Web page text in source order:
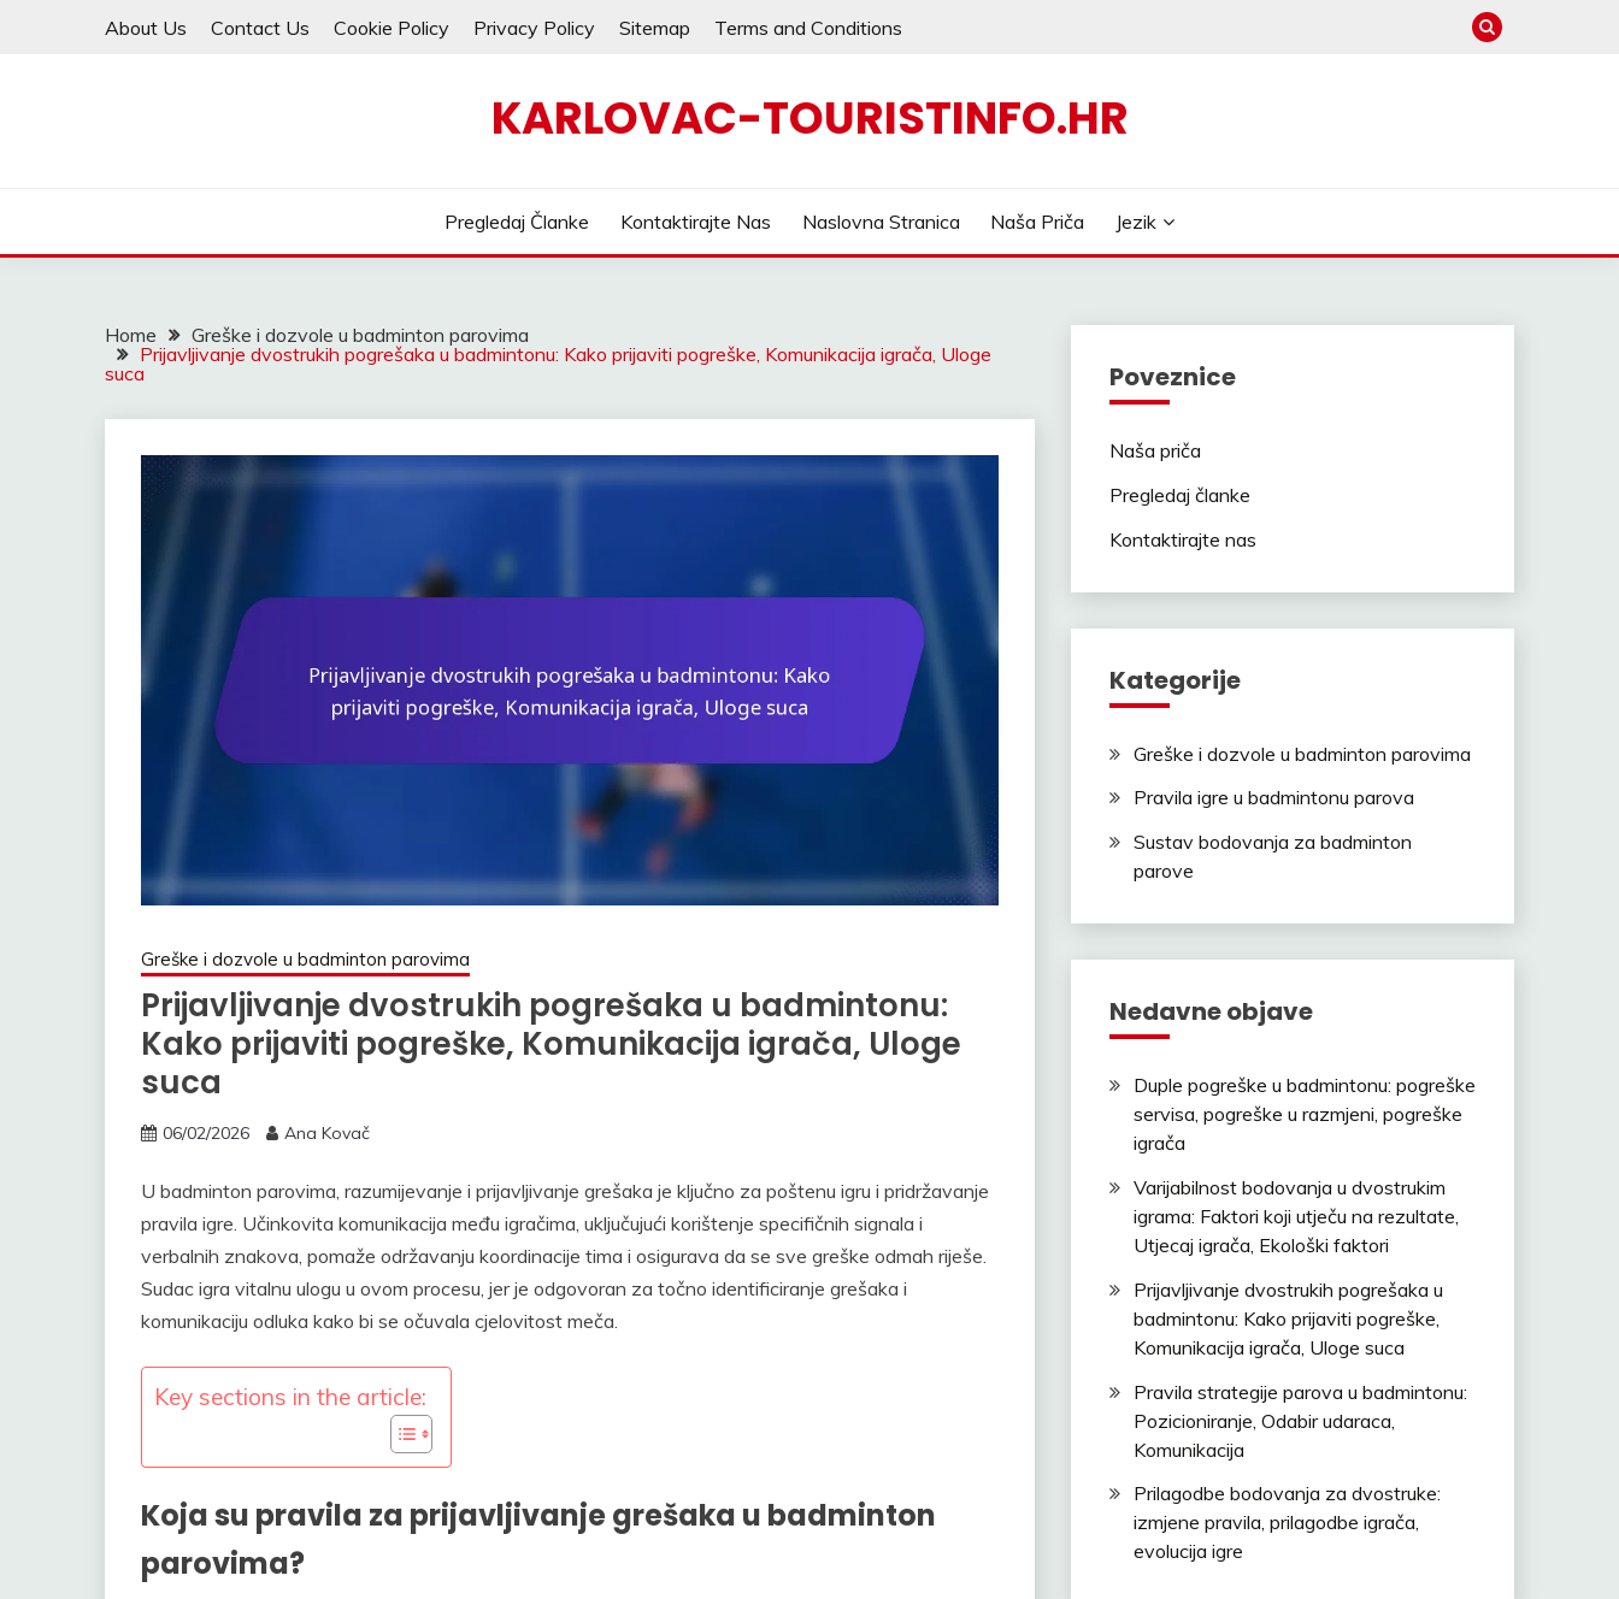
About Us Contact Us Cookie Policy Privacy Policy Sitemap Terms and Conditions
KARLOVAC-TOURISTINFO.HR
Pregledaj Članke Kontaktirajte Nas Naslovna Stranica Naša Priča Jezik
Home
Greške i dozvole u badminton parovima
Prijavljivanje dvostrukih pogrešaka u badmintonu: Kako prijaviti pogreške, Komunikacija igrača, Uloge
suca
Greške i dozvole u badminton parovima
Prijavljivanje dvostrukih pogrešaka u badmintonu:
Kako prijaviti pogreške, Komunikacija igrača, Uloge
suca
06/02/2026 Ana Kovač
U badminton parovima, razumijevanje i prijavljivanje grešaka je ključno za poštenu igru i pridržavanje
pravila igre. Učinkovita komunikacija među igračima, uključujući korištenje specifičnih signala i
verbalnih znakova, pomaže održavanju koordinacije tima i osigurava da se sve greške odmah riješe.
Sudac igra vitalnu ulogu u ovom procesu, jer je odgovoran za točno identificiranje grešaka i
komunikaciju odluka kako bi se očuvala cjelovitost meča.
Key sections in the article:
Koja su pravila za prijavljivanje grešaka u badminton
parovima?
Poveznice
Naša priča
Pregledaj članke
Kontaktirajte nas
Kategorije
Greške i dozvole u badminton parovima
Pravila igre u badmintonu parova
Sustav bodovanja za badminton
parove
Nedavne objave
Duple pogreške u badmintonu: pogreške
servisa, pogreške u razmjeni, pogreške
igrača
Varijabilnost bodovanja u dvostrukim
igrama: Faktori koji utječu na rezultate,
Utjecaj igrača, Ekološki faktori
Prijavljivanje dvostrukih pogrešaka u
badmintonu: Kako prijaviti pogreške,
Komunikacija igrača, Uloge suca
Pravila strategije parova u badmintonu:
Pozicioniranje, Odabir udaraca,
Komunikacija
Prilagodbe bodovanja za dvostruke:
izmjene pravila, prilagodbe igrača,
evolucija igre